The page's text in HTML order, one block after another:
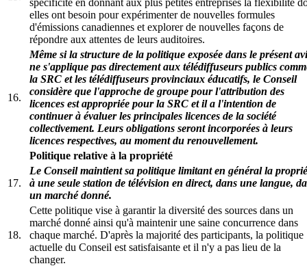
elles ont besoin pour expérimenter de nouvelles formules
d'émissions canadiennes et explorer de nouvelles façons de
répondre aux attentes de leurs auditoires.
16.
Même si la structure de la politique exposée dans le présent
ne s'applique pas directement aux télédiffuseurs publics
la SRC et les télédiffuseurs provinciaux éducatifs, le Conseil
considère que l'approche de groupe pour l'attribution des
licences est appropriée pour la SRC et il a l'intention de
continuer à évaluer les principales licences de la société
collectivement. Leurs obligations seront incorporées à leurs
licences respectives, au moment du renouvellement.
Politique relative à la propriété
17.
Le Conseil maintient sa politique limitant en général la
à une seule station de télévision en direct, dans une langue,
un marché donné.
18.
Cette politique vise à garantir la diversité des sources dans un
marché donné ainsi qu'à maintenir une saine concurrence dans
chaque marché. D'après la majorité des participants, la politique
actuelle du Conseil est satisfaisante et il n'y a pas lieu de la
changer.